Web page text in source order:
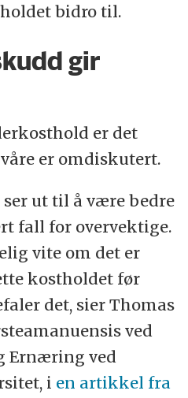
bidro til.
gir
er det
er omdiskutert.
ut til å være bedre
fall for overvektige.
vite om det er
kostholdet før
det, sier Thomas
ved
Ernæring ved
i en artikkel fra